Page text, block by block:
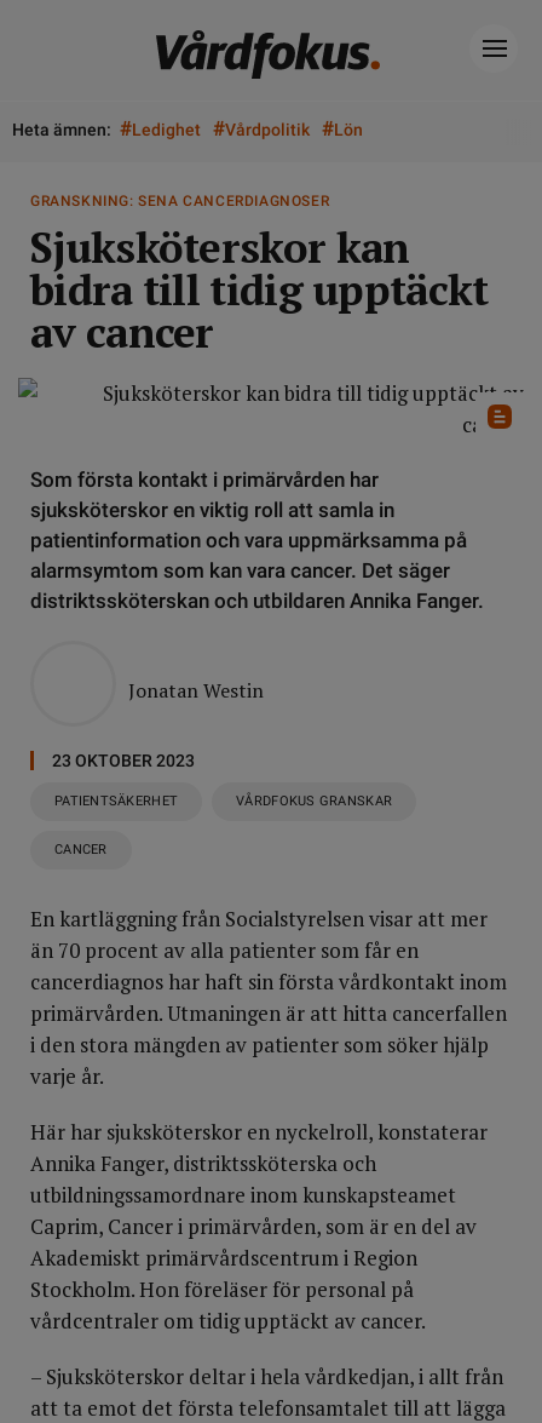
Heta ämnen: #Ledighet #Vårdpolitik #Lön
GRANSKNING: SENA CANCERDIAGNOSER
Sjuksköterskor kan
bidra till tidig upptäckt
av cancer
Som första kontakt i primärvården har
sjuksköterskor en viktig roll att samla in
patientinformation och vara uppmärksamma på
alarmsymtom som kan vara cancer. Det säger
distriktssköterskan och utbildaren Annika Fanger.
Jonatan Westin
23 OKTOBER 2023
PATIENTSÄKERHET VÅRDFOKUS GRANSKAR
CANCER
En kartläggning från Socialstyrelsen visar att mer
än 70 procent av alla patienter som får en
cancerdiagnos har haft sin första vårdkontakt inom
primärvården. Utmaningen är att hitta cancerfallen
i den stora mängden av patienter som söker hjälp
varje år.
Här har sjuksköterskor en nyckelroll, konstaterar
Annika Fanger, distriktssköterska och
utbildningssamordnare inom kunskapsteamet
Caprim, Cancer i primärvården, som är en del av
Akademiskt primärvårdscentrum i Region
Stockholm. Hon föreläser för personal på
vårdcentraler om tidig upptäckt av cancer.
– Sjuksköterskor deltar i hela vårdkedjan, i allt från
att ta emot det första telefonsamtalet till att lägga